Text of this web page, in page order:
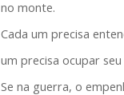
no monte.
Cada um precisa
um precisa ocupar
Se na guerra, o